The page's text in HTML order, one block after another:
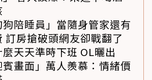
陪睡員」當隨身管家還有
訂房搶破頭網友卻戰翻了
天天準時下班 OL曬出
賓畫面」萬人羨慕：情緒價